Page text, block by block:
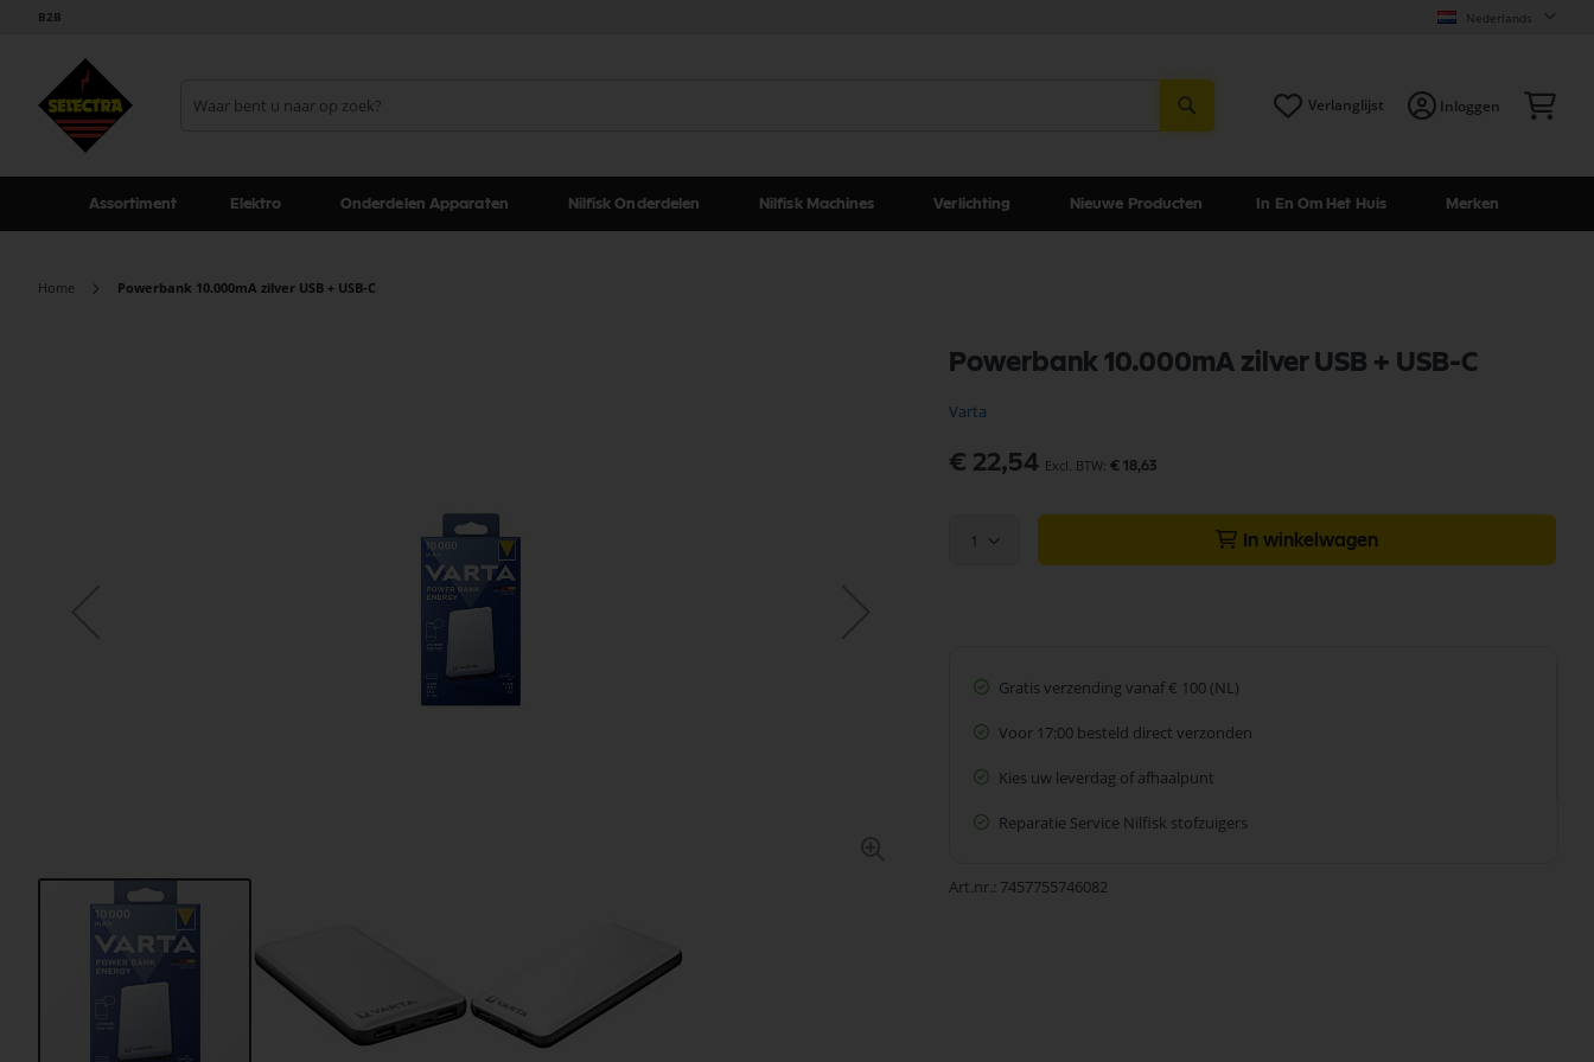
B2B Nederlands
Verlanglijst Inloggen
Assortiment Elektro Onderdelen Apparaten Nilfisk Onderdelen Nilfisk Machines Verlichting Nieuwe Producten In En Om Het Huis Merken
Home Powerbank 10.000mA zilver USB + USB-C
Powerbank 10.000mA zilver USB + USB-C
Varta
€ 22,54 € 18,63
1 In winkelwagen
Gratis verzending vanaf € 100 (NL)
Voor 17:00 besteld direct verzonden
Kies uw leverdag of afhaalpunt
Reparatie Service Nilfisk stofzuigers
Art.nr. 7457755746082